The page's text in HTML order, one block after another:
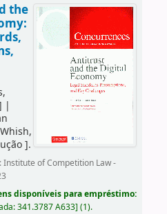
the
|
Whish,
].
Institute of Competition Law -
disponíveis para empréstimo:
341.3787 A633] (1).